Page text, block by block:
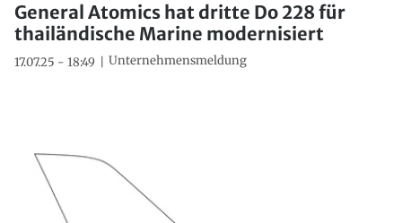
General Atomics hat dritte Do 228 für
thailändische Marine modernisiert
17.07.25 - 18:49 Unternehmensmeldung